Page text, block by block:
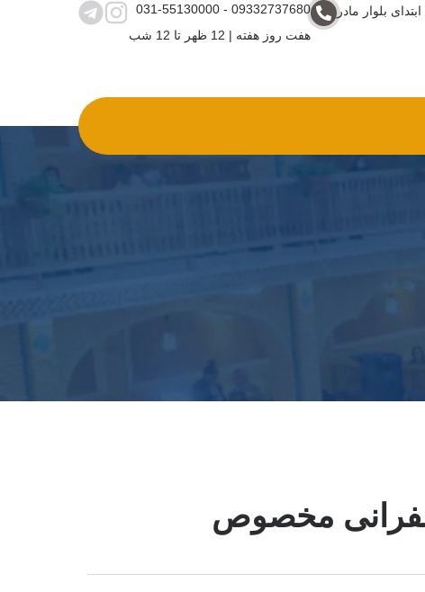
031-55130000 - 09332737680
هفت روز هفته | 12 ظهر تا 12 شب
بلوار مادر
مخصوص